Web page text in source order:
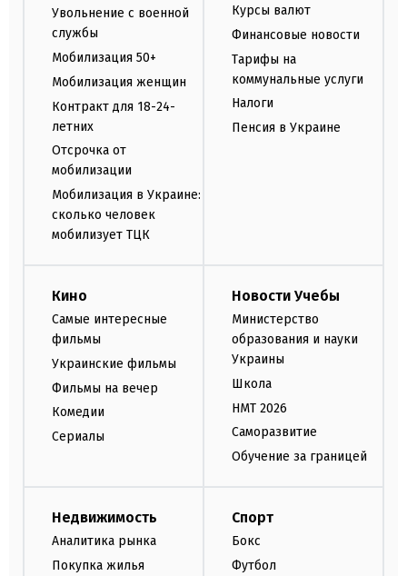
Увольнение с военной
службы
Мобилизация 50+
Мобилизация женщин
Контракт для 18-24-
летних
Отсрочка от
мобилизации
Мобилизация в Украине:
сколько человек
мобилизует ТЦК
Курсы валют
Финансовые новости
Тарифы на
коммунальные услуги
Налоги
Пенсия в Украине
Кино
Самые интересные
фильмы
Украинские фильмы
Фильмы на вечер
Комедии
Сериалы
Новости Учебы
Министерство
образования и науки
Украины
Школа
НМТ 2026
Саморазвитие
Обучение за границей
Недвижимость
Аналитика рынка
Покупка жилья
Спорт
Бокс
Футбол